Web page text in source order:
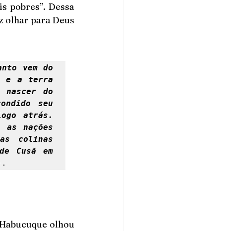
pobres”. Dessa
olhar para Deus
vem do
e a terra
do
seu
atrás.
nações
colinas
Cusã em
olhou